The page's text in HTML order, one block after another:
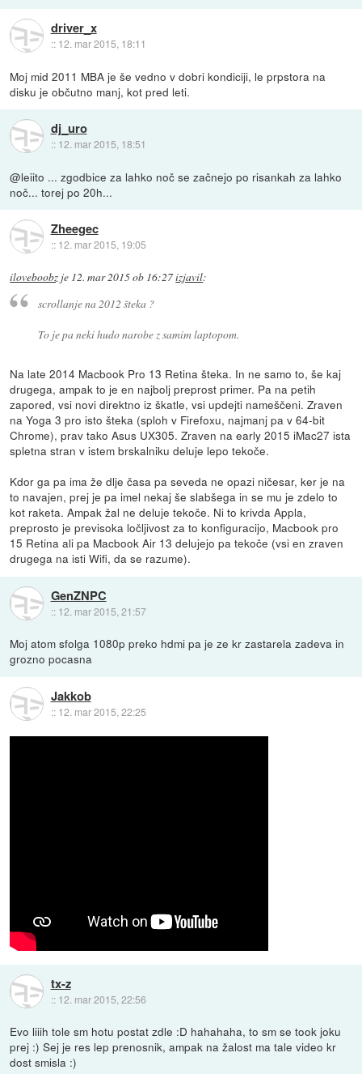
driver_x
:: 12. mar 2015, 18:11
Moj mid 2011 MBA je še vedno v dobri kondiciji, le prpstora na
disku je občutno manj, kot pred leti.
dj_uro
:: 12. mar 2015, 18:51
@leiito ... zgodbice za lahko noč se začnejo po risankah za lahko
noč... torej po 20h...
Zheegec
:: 12. mar 2015, 19:05
iloveboobz je 12. mar 2015 ob 16:27izjavil:
scrollanje na 2012 šteka ?
To je pa neki hudo narobe z samim laptopom.
Na late 2014 Macbook Pro 13 Retina šteka. In ne samo to, še kaj
drugega, ampak to je en najbolj preprost primer. Pa na petih
zapored, vsi novi direktno iz škatle, vsi updejti nameščeni. Zraven
na Yoga 3 pro isto šteka (sploh v Firefoxu, najmanj pa v 64-bit
Chrome), prav tako Asus UX305. Zraven na early 2015 iMac27 ista
spletna stran v istem brskalniku deluje lepo tekoče.
Kdor ga pa ima že dlje časa pa seveda ne opazi ničesar, ker je na
to navajen, prej je pa imel nekaj še slabšega in se mu je zdelo to
kot raketa. Ampak žal ne deluje tekoče. Ni to krivda Appla,
preprosto je previsoka ločljivost za to konfiguracijo, Macbook pro
15 Retina ali pa Macbook Air 13 delujejo pa tekoče (vsi en zraven
drugega na isti Wifi, da se razume).
GenZNPC
:: 12. mar 2015, 21:57
Moj atom sfolga 1080p preko hdmi pa je ze kr zastarela zadeva in
grozno pocasna
Jakkob
:: 12. mar 2015, 22:25
tx-z
:: 12. mar 2015, 22:56
Evo liiih tole sm hotu postat zdle :D hahahaha, to sm se took joku
prej :) Sej je res lep prenosnik, ampak na žalost ma tale video kr
dost smisla :)